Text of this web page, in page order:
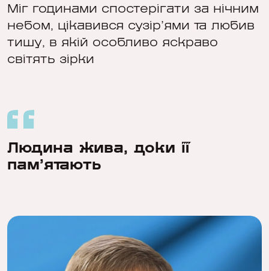
Міг годинами спостерігати за нічним
небом, цікавився сузір’ями та любив
тишу, в якій особливо яскраво
світять зірки
Людина жива, доки її
пам’ятають